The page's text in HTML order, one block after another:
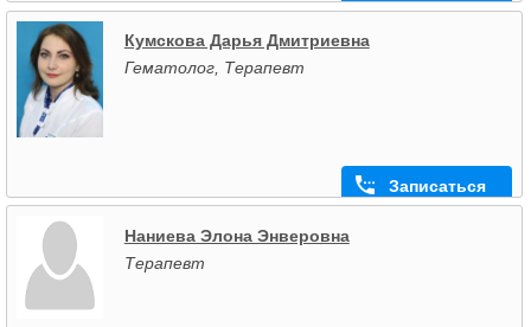
Кумскова Дарья Дмитриевна
Гематолог, Терапевт
Записаться
Наниева Элона Энверовна
Терапевт